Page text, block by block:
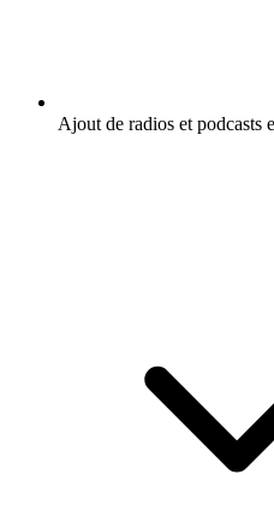
Ajout de radios et podcasts